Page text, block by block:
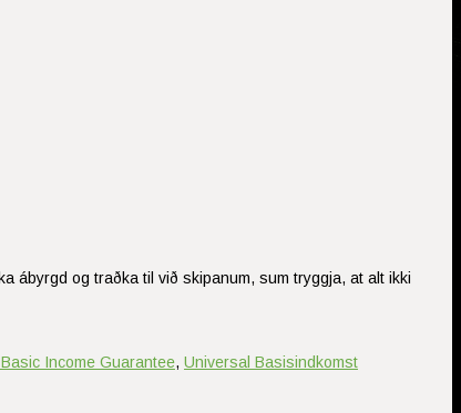
ábyrgd og traðka til við skipanum, sum tryggja, at alt ikki
Income Guarantee, Universal Basisindkomst